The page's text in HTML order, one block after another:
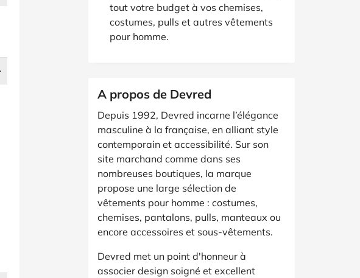
tout votre budget à vos chemises,
costumes, pulls et autres vêtements
pour homme.
A propos de Devred
Depuis 1992, Devred incarne l’élégance
masculine à la française, en alliant style
contemporain et accessibilité. Sur son
site marchand comme dans ses
nombreuses boutiques, la marque
propose une large sélection de
vêtements pour homme : costumes,
chemises, pantalons, pulls, manteaux ou
encore accessoires et sous-vêtements.
Devred met un point d'honneur à
associer design soigné et excellent